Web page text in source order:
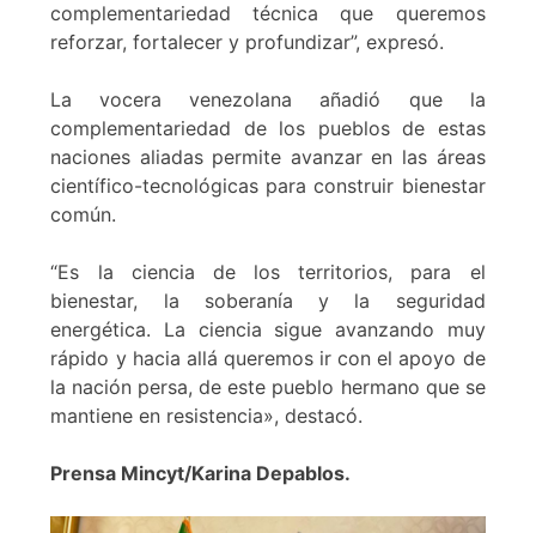
complementariedad técnica que queremos
reforzar, fortalecer y profundizar”, expresó.
La vocera venezolana añadió que la
complementariedad de los pueblos de estas
naciones aliadas permite avanzar en las áreas
científico-tecnológicas para construir bienestar
común.
“Es la ciencia de los territorios, para el
bienestar, la soberanía y la seguridad
energética. La ciencia sigue avanzando muy
rápido y hacia allá queremos ir con el apoyo de
la nación persa, de este pueblo hermano que se
mantiene en resistencia», destacó.
Prensa Mincyt/Karina Depablos.